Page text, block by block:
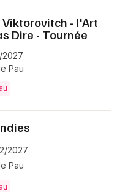
- l'Art
Dire - Tournée
2027
Pau
2027
Pau
end Autre